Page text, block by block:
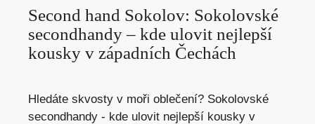
Second hand Sokolov: Sokolovské
secondhandy – kde ulovit nejlepší
kousky v západních Čechách
Hledáte skvosty v moři oblečení? Sokolovské
secondhandy - kde ulovit nejlepší kousky v